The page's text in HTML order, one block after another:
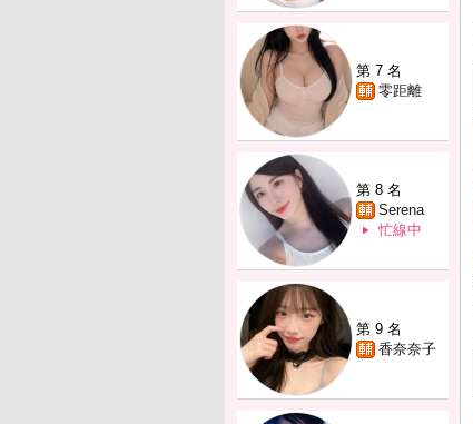
第 7 名
零距離
第 8 名
Serena
忙線中
第 9 名
香奈奈子